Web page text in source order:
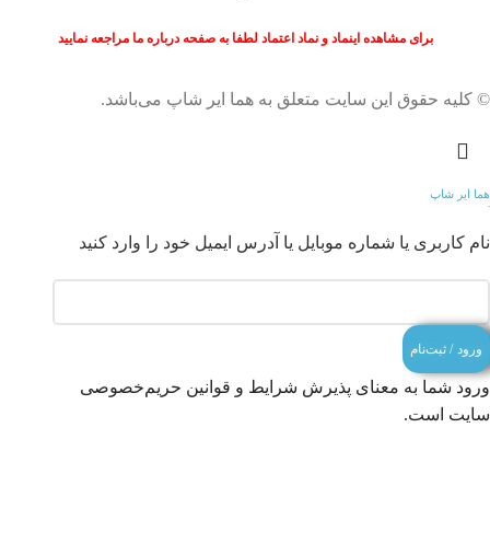
برای مشاهده اینماد و نماد اعتماد لطفا به صفحه درباره ما مراجعه نمایید
© کلیه حقوق این سایت متعلق به هما ایر شاپ می‌باشد.
هما ایر شاپ
نام کاربری یا شماره موبایل یا آدرس ایمیل خود را وارد کنید
ورود / ثبت‌نام
ورود شما به معنای پذیرش شرایط و قوانین حریم‌خصوصی
سایت است.